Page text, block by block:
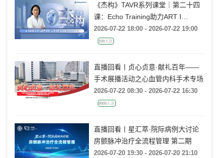
《杰构》TAVR系列课堂｜第二十四
课：Echo Training助力ART I
Rebecca T. Hahn教授《主动脉瓣反
流的超声培训：从病理机制到临床诊
2026-07-22 18:00 - 2026-07-22 19:00
539人次
直播回看丨贞心贞意·献礼百年——
手术展播活动之心血管内科手术专场
2026-07-22 08:30 - 2026-07-22 16:30
8005人次
直播回看丨星汇萃·院际病例大讨论
房颤脉冲治疗全流程管理 第二期
2026-07-20 19:30 - 2026-07-20 21:10